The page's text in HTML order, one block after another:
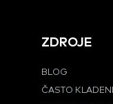
ZDROJE
BLOG
ČASTO